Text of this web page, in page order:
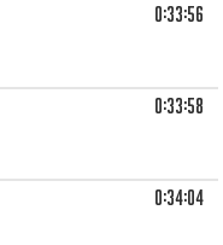
0:33:56
0:33:58
0:34:04